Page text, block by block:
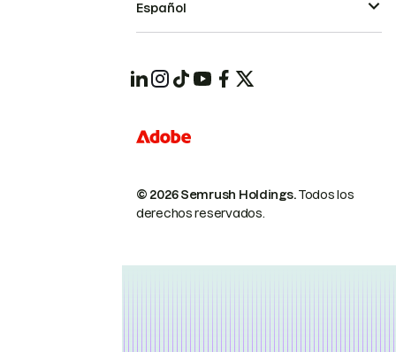
© 2026 Semrush Holdings.Todos los
derechos reservados.
Español